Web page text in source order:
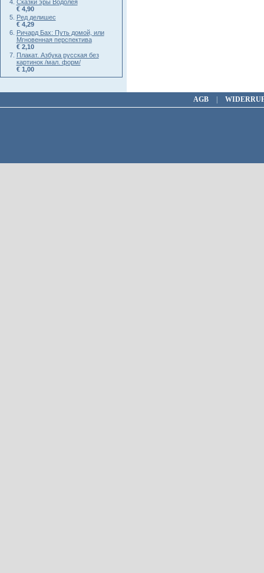
Сказки эры Водолея
€ 4,90
Ред делишес
€ 4,29
Ричард Бах: Путь домой, или
Мгновенная перспектива
€ 2,10
Плакат. Азбука русская без
картинок /мал. форм/
€ 1,00
AGB